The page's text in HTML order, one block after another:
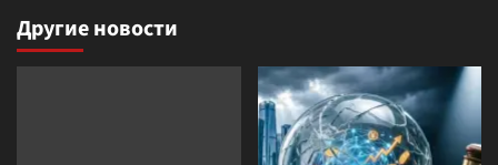
Другие новости